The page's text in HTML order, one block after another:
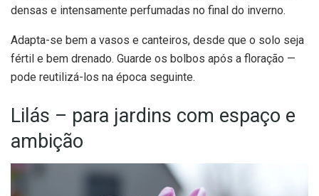
densas e intensamente perfumadas no final do inverno.
Adapta-se bem a vasos e canteiros, desde que o solo seja
fértil e bem drenado. Guarde os bolbos após a floração —
pode reutilizá-los na época seguinte.
Lilás – para jardins com espaço e
ambição